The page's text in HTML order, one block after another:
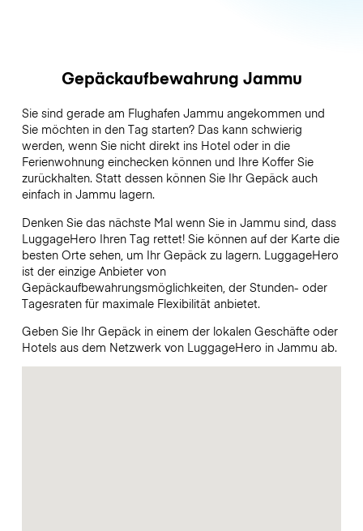
Gepäckaufbewahrung Jammu
Sie sind gerade am Flughafen Jammu angekommen und
Sie möchten in den Tag starten? Das kann schwierig
werden, wenn Sie nicht direkt ins Hotel oder in die
Ferienwohnung einchecken können und Ihre Koffer Sie
zurückhalten. Statt dessen können Sie Ihr Gepäck auch
einfach in Jammu lagern.
Denken Sie das nächste Mal wenn Sie in Jammu sind, dass
LuggageHero Ihren Tag rettet! Sie können auf der Karte die
besten Orte sehen, um Ihr Gepäck zu lagern. LuggageHero
ist der einzige Anbieter von
Gepäckaufbewahrungsmöglichkeiten, der Stunden- oder
Tagesraten für maximale Flexibilität anbietet.
Geben Sie Ihr Gepäck in einem der lokalen Geschäfte oder
Hotels aus dem Netzwerk von LuggageHero in Jammu ab.